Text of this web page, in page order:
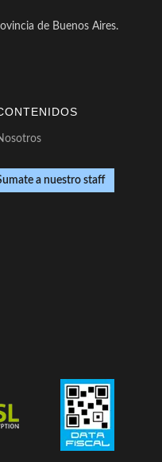
de Buenos Aires.
a nuestro staff